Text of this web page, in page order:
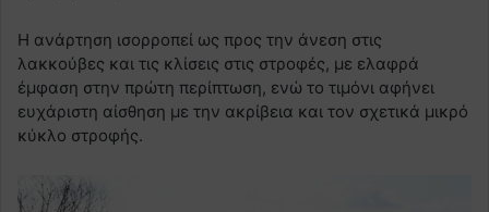
Η ανάρτηση ισορροπεί ως προς την άνεση στις
λακκούβες και τις κλίσεις στις στροφές, με ελαφρά
έμφαση στην πρώτη περίπτωση, ενώ το τιμόνι αφήνει
ευχάριστη αίσθηση με την ακρίβεια και τον σχετικά μικρό
κύκλο στροφής.